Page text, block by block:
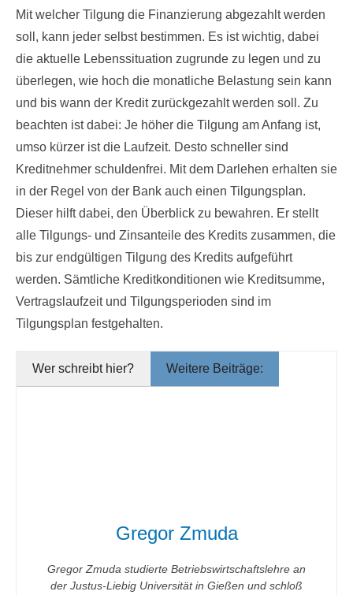
Mit welcher Tilgung die Finanzierung abgezahlt werden
soll, kann jeder selbst bestimmen. Es ist wichtig, dabei
die aktuelle Lebenssituation zugrunde zu legen und zu
überlegen, wie hoch die monatliche Belastung sein kann
und bis wann der Kredit zurückgezahlt werden soll. Zu
beachten ist dabei: Je höher die Tilgung am Anfang ist,
umso kürzer ist die Laufzeit. Desto schneller sind
Kreditnehmer schuldenfrei. Mit dem Darlehen erhalten sie
in der Regel von der Bank auch einen Tilgungsplan.
Dieser hilft dabei, den Überblick zu bewahren. Er stellt
alle Tilgungs- und Zinsanteile des Kredits zusammen, die
bis zur endgültigen Tilgung des Kredits aufgeführt
werden. Sämtliche Kreditkonditionen wie Kreditsumme,
Vertragslaufzeit und Tilgungsperioden sind im
Tilgungsplan festgehalten.
Wer schreibt hier? Weitere Beiträge:
Gregor Zmuda
Gregor Zmuda studierte Betriebswirtschaftslehre an
der Justus-Liebig Universität in Gießen und schloß